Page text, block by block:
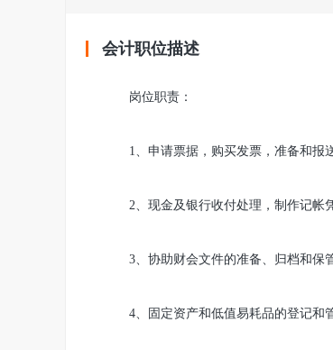
会计职位描述
岗位职责：
1、申请票据，购买发票，准备和报
2、现金及银行收付处理，制作记帐凭
3、协助财会文件的准备、归档和保
4、固定资产和低值易耗品的登记和